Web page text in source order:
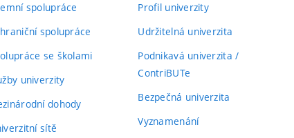
spolupráce
spolupráce
se školami
univerzity
dohody
sítě
Profil univerzity
Udržitelná univerzita
Podnikavá univerzita /
ContriBUTe
Bezpečná univerzita
Vyznamenání